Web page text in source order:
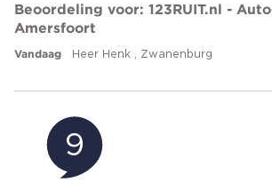
Beoordeling voor: 123RUIT.nl -
Amersfoort
Vandaag Heer Henk , Zwanenburg
9